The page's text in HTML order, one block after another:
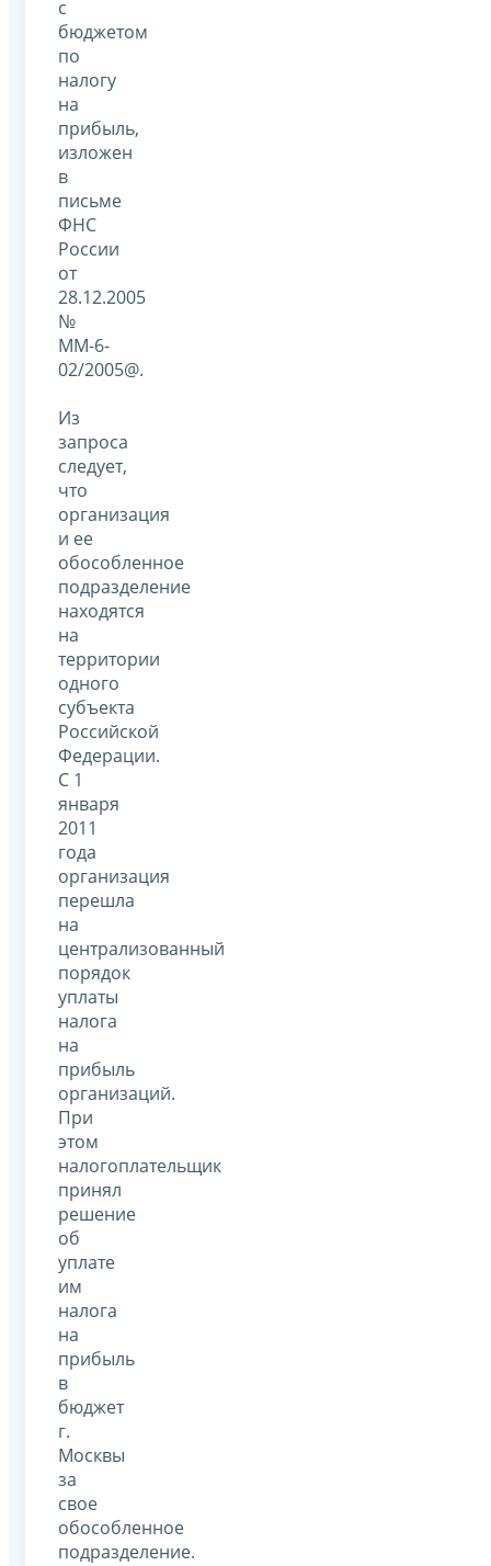
с
бюджетом
по
налогу
на
прибыль,
изложен
в
письме
ФНС
России
от
28.12.2005
№
ММ-6-
02/2005@.
Из
запроса
следует,
что
организация
и ее
обособленное
подразделение
находятся
на
территории
одного
субъекта
Российской
Федерации.
С 1
января
2011
года
организация
перешла
на
централизованный
порядок
уплаты
налога
на
прибыль
организаций.
При
этом
налогоплательщик
принял
решение
об
уплате
им
налога
на
прибыль
в
бюджет
г.
Москвы
за
свое
обособленное
подразделение.